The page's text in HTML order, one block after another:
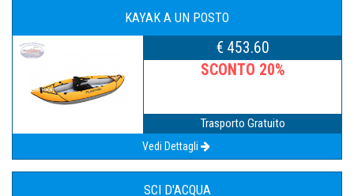
KAYAK A UN POSTO
€ 453.60
Vedi Dettagli
Trasporto Gratuito
SCONTO 20%
SCI D'ACQUA